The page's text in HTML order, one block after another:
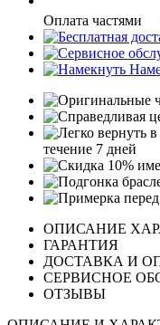
Оплата частями
течение 7 дней
ОПИСАНИЕ
ГАРАНТИЯ
ДОСТАВКА И
СЕРВИСНОЕ
ОТЗЫВЫ